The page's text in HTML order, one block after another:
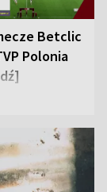
Betclic
Polonia